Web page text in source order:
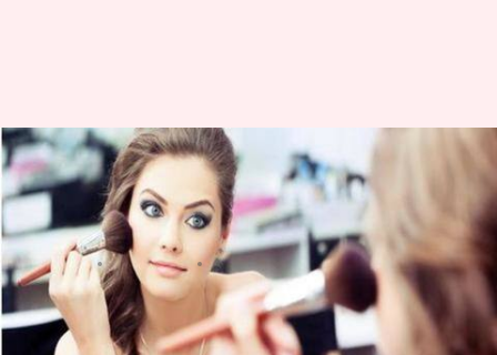
सर्दियों में दिखना चाहती हैं सबसे
खूबसूरत तो इन चार मेकअप टिप्स
को करें फॉलो
लेखन अंजली Nov 27, 2019 08:33 pm
क्या है खबर?